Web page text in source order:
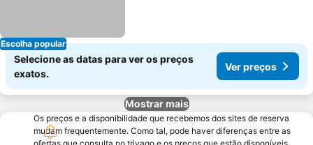
Escolha popular
Selecione as datas para ver os preços
exatos.
Ver preços
Mostrar mais
Os preços e a disponibilidade que recebemos dos sites de reserva
mudam frequentemente. Como tal, pode haver diferenças entre as